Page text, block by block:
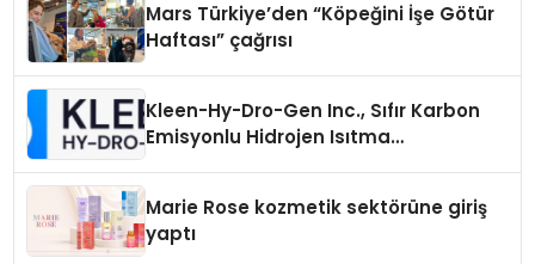
Mars Türkiye’den “Köpeğini İşe Götür
Haftası” çağrısı
Kleen-Hy-Dro-Gen Inc., Sıfır Karbon
Emisyonlu Hidrojen Isıtma
Marie Rose kozmetik sektörüne giriş
yaptı